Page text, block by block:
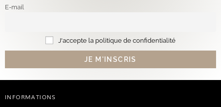
E-mail
J'accepte la politique de confidentialité
INFORMATIONS